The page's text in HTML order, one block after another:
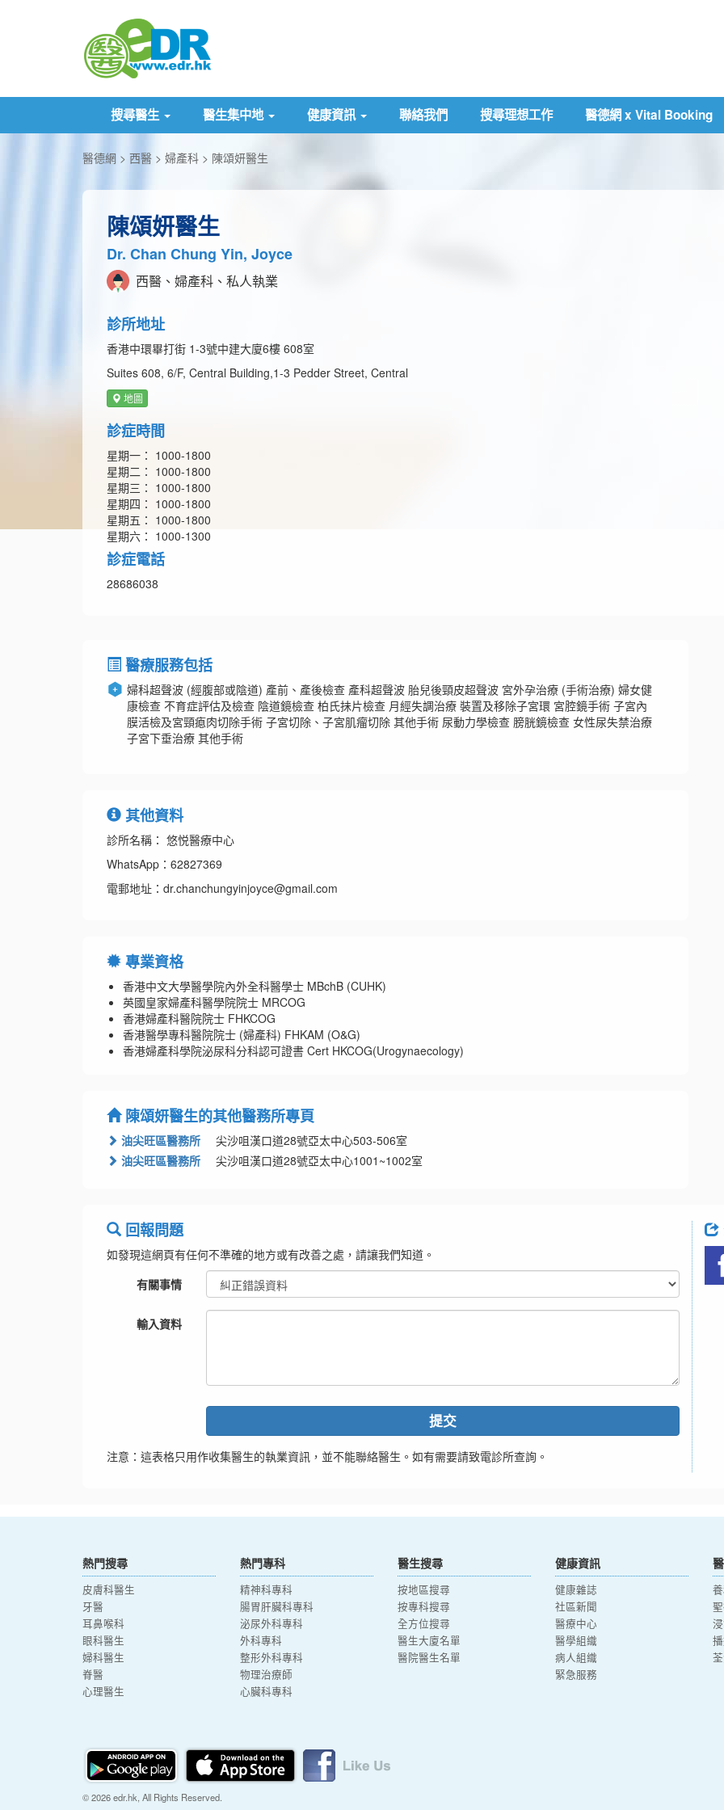
搜尋醫生 醫生集中地 健康資訊 聯絡我們 搜尋理想工作 醫德網 x Vital Booking
醫德網 西醫 婦產科 陳頌妍醫生
陳頌妍醫生
Dr. Chan Chung Yin, Joyce
西醫、婦產科、私人執業
診所地址
香港中環畢打街 1-3號中建大廈6樓 608室
Suites 608, 6/F, Central Building,1-3 Pedder Street, Central
地圖
診症時間
星期一： 1000-1800
星期二： 1000-1800
星期三： 1000-1800
星期四： 1000-1800
星期五： 1000-1800
星期六： 1000-1300
診症電話
28686038
醫療服務包括
婦科超聲波 (經腹部或陰道) 產前、產後檢查 產科超聲波 胎兒後頸皮超聲波 宮外孕治療 (手術治療) 婦女健
康檢查 不育症評估及檢查 陰道鏡檢查 柏氏抺片檢查 月經失調治療 裝置及移除子宮環 宮腔鏡手術 子宮內
膜活檢及宮頸瘜肉切除手術 子宮切除、子宮肌瘤切除 其他手術 尿動力學檢查 膀胱鏡檢查 女性尿失禁治療
子宮下垂治療 其他手術
其他資料
診所名稱： 悠悦醫療中心
WhatsApp：62827369
電郵地址：dr.chanchungyinjoyce@gmail.com
專業資格
香港中文大學醫學院內外全科醫學士 MBchB (CUHK)
英國皇家婦產科醫學院院士 MRCOG
香港婦產科醫院院士 FHKCOG
香港醫學專科醫院院士 (婦產科) FHKAM (O&G)
香港婦產科學院泌尿科分科認可證書 Cert HKCOG(Urogynaecology)
陳頌妍醫生的其他醫務所專頁
油尖旺區醫務所
尖沙咀漢口道28號亞太中心503-506室
油尖旺區醫務所
尖沙咀漢口道28號亞太中心1001~1002室
回報問題
如發現這網頁有任何不準確的地方或有改善之處，請讓我們知道。
有關事情
輸入資料
提交
注意：這表格只用作收集醫生的執業資訊，並不能聯絡醫生。如有需要請致電診所查詢。
熱門搜尋
皮膚科醫生
牙醫
耳鼻喉科
眼科醫生
婦科醫生
脊醫
心理醫生
熱門專科
精神科專科
腸胃肝臟科專科
泌尿外科專科
外科專科
整形外科專科
物理治療師
心臟科專科
醫生搜尋
按地區搜尋
按專科搜尋
全方位搜尋
醫生大廈名單
醫院醫生名單
健康資訊
健康雜誌
社區新聞
醫療中心
醫學組織
病人組織
緊急服務
© 2026 edr.hk, All Rights Reserved.